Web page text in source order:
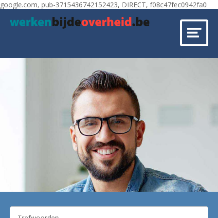
google.com, pub-3715436742152423, DIRECT, f08c47fec0942fa0